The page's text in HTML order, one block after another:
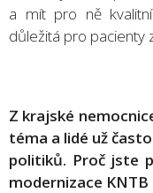
a mít pro ně
důležitá pro pacienty
Z krajské
téma a lidé už
politiků. Proč jste
modernizace